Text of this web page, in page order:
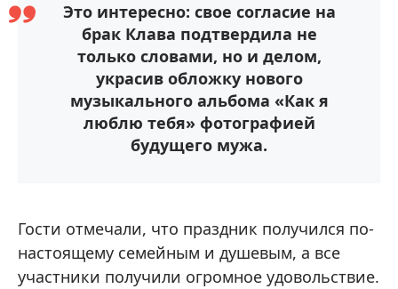
Это интересно: свое согласие на
брак Клава подтвердила не
только словами, но и делом,
украсив обложку нового
музыкального альбома «Как я
люблю тебя» фотографией
будущего мужа.
Гости отмечали, что праздник получился по-
настоящему семейным и душевым, а все
участники получили огромное удовольствие.